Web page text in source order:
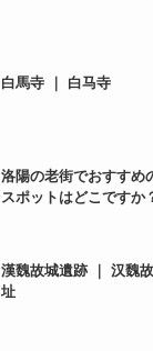
白馬寺 ｜ 白马寺
洛陽の老街でおすすめ
スポットはどこですか
漢魏故城遺跡 ｜ 汉魏
址